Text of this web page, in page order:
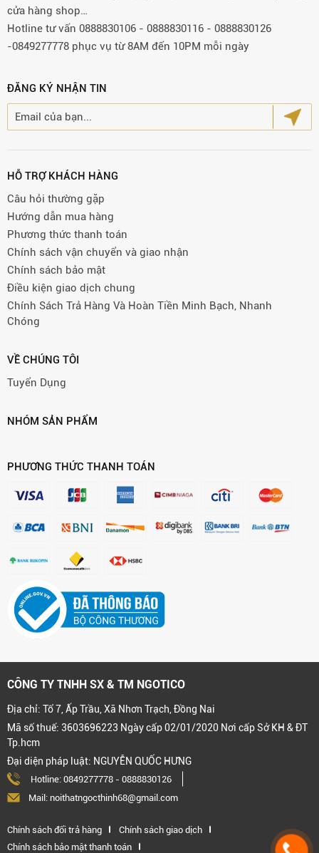
cửa hàng shop…
Hotline tư vấn 0888830106 - 0888830116 - 0888830126
-0849277778 phục vụ từ 8AM đến 10PM mỗi ngày
ĐĂNG KÝ NHẬN TIN
HỖ TRỢ KHÁCH HÀNG
Câu hỏi thường gặp
Hướng dẫn mua hàng
Phương thức thanh toán
Chính sách vận chuyển và giao nhận
Chính sách bảo mật
Điều kiện giao dịch chung
Chính Sách Trả Hàng Và Hoàn Tiền Minh Bạch, Nhanh
Chóng
VỀ CHÚNG TÔI
Tuyển Dụng
NHÓM SẢN PHẨM
PHƯƠNG THỨC THANH TOÁN
CÔNG TY TNHH SX & TM NGOTICO
Địa chỉ: Tổ 7, Ấp Trầu, Xã Nhơn Trạch, Đồng Nai
Mã số thuế: 3603696223 Ngày cấp 02/01/2020 Nơi cấp Sở KH & ĐT
Tp.hcm
Đại diện pháp luật: NGUYỄN QUỐC HƯNG
Hotline: 0849277778 - 0888830126
Mail: noithatngocthinh68@gmail.com
Chính sách đổi trả hàng
Chính sách giao dịch
Chính sách bảo mật thanh toán